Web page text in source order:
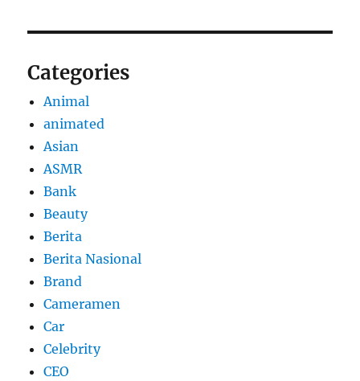
Categories
Animal
animated
Asian
ASMR
Bank
Beauty
Berita
Berita Nasional
Brand
Cameramen
Car
Celebrity
CEO